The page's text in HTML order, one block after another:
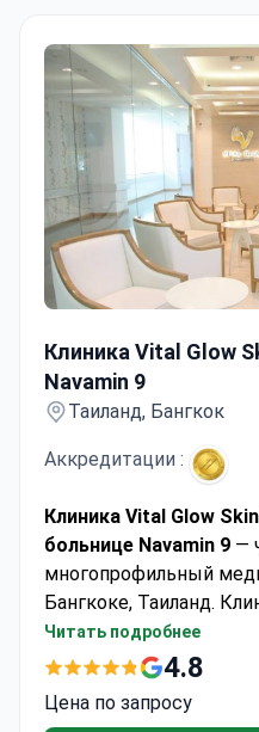
Клиника Vital Glow
Navamin 9
Таиланд, Бангкок
Аккредитации :
Клиника Vital Glow
больнице Navamin 9 —
многопрофильный
Бангкоке, Таиланд.
пластической
и косметологии,
около 1 000 пациентов
Читать подробнее
4.8
Цена по запросу